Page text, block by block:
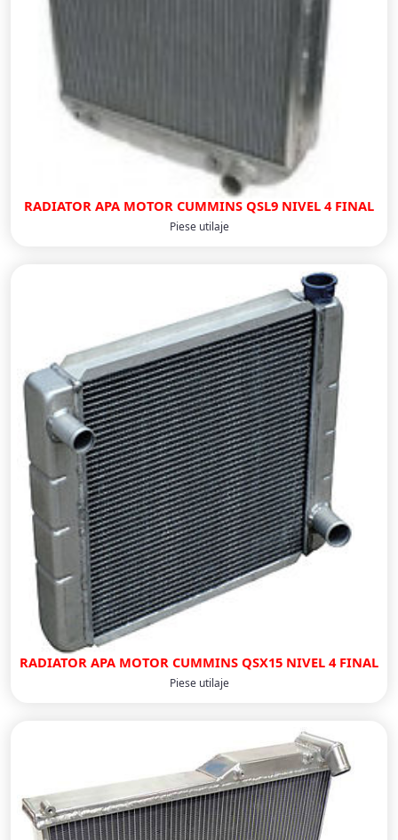
RADIATOR APA MOTOR CUMMINS QSL9 NIVEL 4 FINAL
Piese utilaje
RADIATOR APA MOTOR CUMMINS QSX15 NIVEL 4 FINAL
Piese utilaje